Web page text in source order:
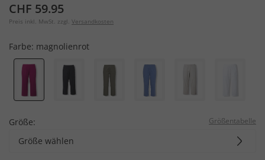
CHF 59.95
Preis inkl. MwSt. zzgl. Versandkosten
Farbe: magnolienrot
Größe: Größentabelle
Größe wählen